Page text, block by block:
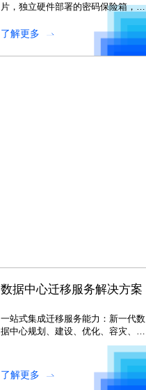
片，独立硬件部署的密码保险箱，以
了解更多
数据中心迁移服务解决方案
一站式集成迁移服务能力：新一代数
据中心规划、建设、优化、容灾、迁
了解更多